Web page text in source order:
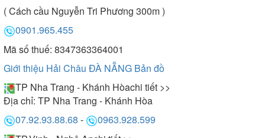
( Cách cầu Nguyễn Tri Phương 300m )
0901.965.455
Mã số thuế: 8347363364001
Giới thiệu Hải Châu ĐÀ NẴNG Bản đồ
TP Nha Trang - Khánh Hòachi tiết >>
Địa chỉ: TP Nha Trang - Khánh Hòa
07.92.93.88.68 -
0963.928.599